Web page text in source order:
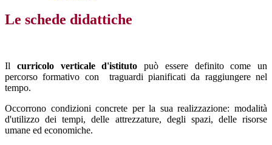
Le schede didattiche
Il curricolo verticale d'istituto può essere definito come un
percorso formativo con traguardi pianificati da raggiungere nel
tempo.
Occorrono condizioni concrete per la sua realizzazione: modalità
d'utilizzo dei tempi, delle attrezzature, degli spazi, delle risorse
umane ed economiche.